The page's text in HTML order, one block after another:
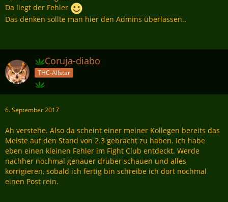
Da liegt der Fehler
Das denken sollte man hier den Admins überlassen..
Coruja-diabo
THC-Allstar
6. September 2017
Ah verstehe. Also da scheint einer meiner Kollegen bereits das
Meiste auf den Stand von 2.3 gebracht zu haben. Ich habe
eben einen kleinen Fehler im Fight Club entdeckt. Werde
nachher nochmal genauer drüber schauen und alles
korrigieren, sobald ich fertig bin schreibe ich dort nochmal
einen Post rein.